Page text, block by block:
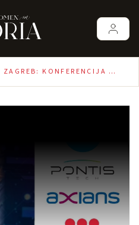
KONFERENCIJA ZA